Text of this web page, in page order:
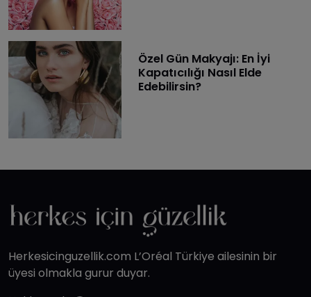
Özel Gün Makyajı: En İyi
Kapatıcılığı Nasıl Elde
Edebilirsin?
Herkesicinguzellik.com L’Oréal Türkiye ailesinin bir
üyesi olmakla gurur duyar.